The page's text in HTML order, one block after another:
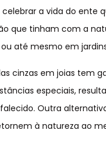
a vida do ente
que tinham com a
até mesmo em
cinzas em joias tem
especiais,
Outra
à natureza ao